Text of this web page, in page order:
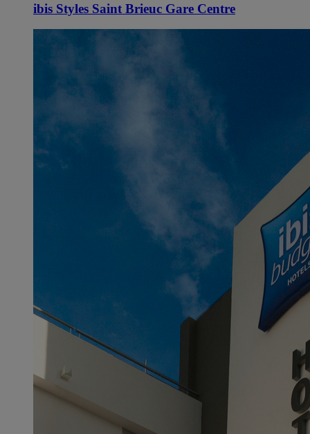
ibis Styles Saint Brieuc Gare Centre